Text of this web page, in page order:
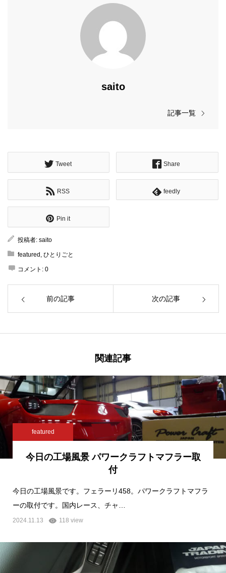
saito
記事一覧
Tweet Share
RSS feedly
Pin it
投稿者: saito
featured , ひとりごと
コメント: 0
前の記事 次の記事
関連記事
featured
今日の工場風景 パワークラフトマフラー取
付
今日の工場風景です。フェラーリ458。パワークラフトマフラ
ーの取付です。国内レース、チャ…
2024.11.13 118 view